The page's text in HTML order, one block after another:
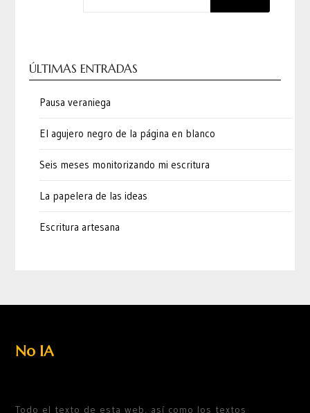
ÚLTIMAS ENTRADAS
Pausa veraniega
El agujero negro de la página en blanco
Seis meses monitorizando mi escritura
La papelera de las ideas
Escritura artesana
No IA
Todo el texto de esta web, así como los textos